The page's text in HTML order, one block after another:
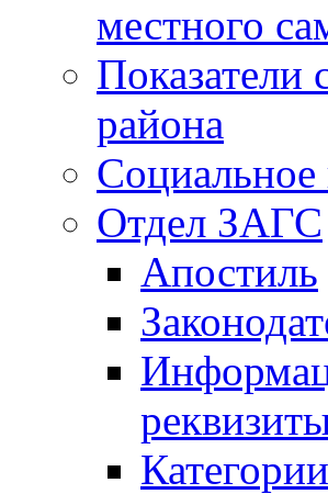
местного
Показатели
района
Социальное
Отдел ЗАГС
Апостиль